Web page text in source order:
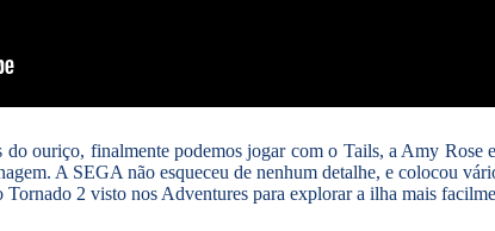
do ouriço, finalmente podemos jogar com o Tails, a Amy Rose
A SEGA não esqueceu de nenhum detalhe, e colocou
2 visto nos Adventures para explorar a ilha mais